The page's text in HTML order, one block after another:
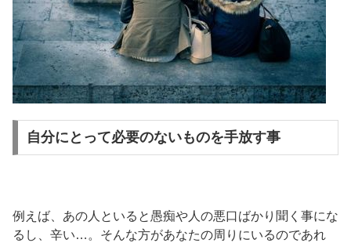
自分にとって必要のないものを手放す事
例えば、あの人といると愚痴や人の悪口ばかり聞く事にな
るし、辛い…。そんな方があなたの周りにいるのであれ